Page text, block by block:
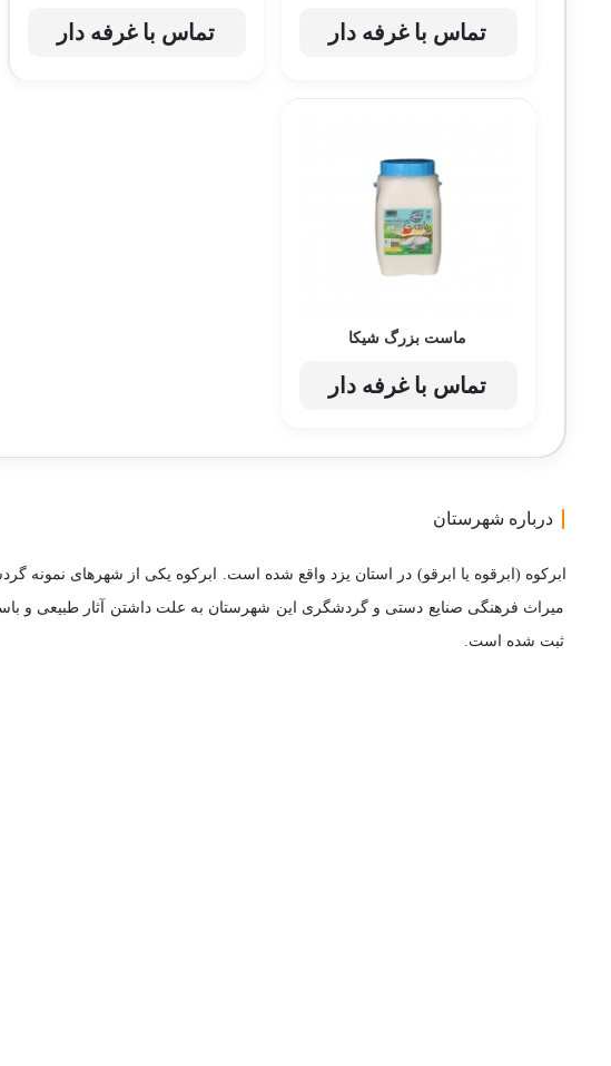
تماس با غرفه دار تماس با غرفه دار
ماست بزرگ شیکا
تماس با غرفه دار
درباره شهرستان
ابرکوه (ابرقوه یا ابرقو) در استان یزد واقع شده است. ابرکوه یکی از شهرهای نمونه
ثبت شده است.